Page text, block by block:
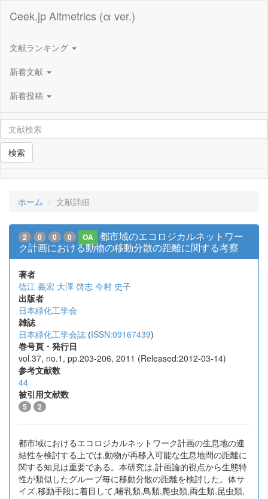
Ceek.jp Altmetrics (α ver.)
文献ランキング
新着文献
新着投稿
検索
ホーム 文献詳細
2 0 0 0 OA
都市域のエコロジカルネットワー
ク計画における動物の移動分散の距離に関する考察
著者
徳江 義宏 大澤 啓志 今村 史子
出版者
日本緑化工学会
雑誌
日本緑化工学会誌 (ISSN:09167439)
巻号頁・発行日
vol.37, no.1, pp.203-206, 2011 (Released:2012-03-14)
参考文献数
44
被引用文献数
5 2
都市域におけるエコロジカルネットワーク計画の生息地の連
結性を検討する上では,動物が再移入可能な生息地間の距離に
関する知見は重要である。本研究は,計画論的視点から生態特
性が類似したグループ毎に移動分散の距離を検討した。体サ
イズ,移動手段に着目して,哺乳類,鳥類,爬虫類,両生類,昆虫類,